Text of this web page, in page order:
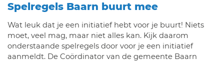
Spelregels Baarn buurt mee
Wat leuk dat je een initiatief hebt voor je buurt! Niets
moet, veel mag, maar niet alles kan. Kijk daarom
onderstaande spelregels door voor je een initiatief
aanmeldt. De Coördinator van de gemeente Baarn